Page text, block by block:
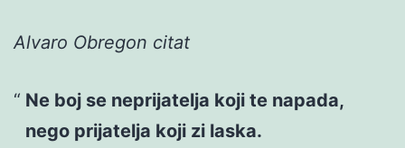
Alvaro Obregon citat
Ne boj se neprijatelja koji te napada,
nego prijatelja koji zi laska.